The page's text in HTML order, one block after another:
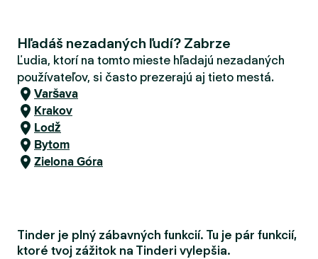
Hľadáš nezadaných ľudí? Zabrze
Ľudia, ktorí na tomto mieste hľadajú nezadaných
používateľov, si často prezerajú aj tieto mestá.
Varšava
Krakov
Lodž
Bytom
Zielona Góra
Tinder je plný zábavných funkcií. Tu je pár funkcií,
ktoré tvoj zážitok na Tinderi vylepšia.